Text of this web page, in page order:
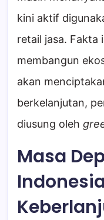
kini aktif
retail jasa. Fakta
membangun
akan
berkelanjutan,
diusung oleh
Masa